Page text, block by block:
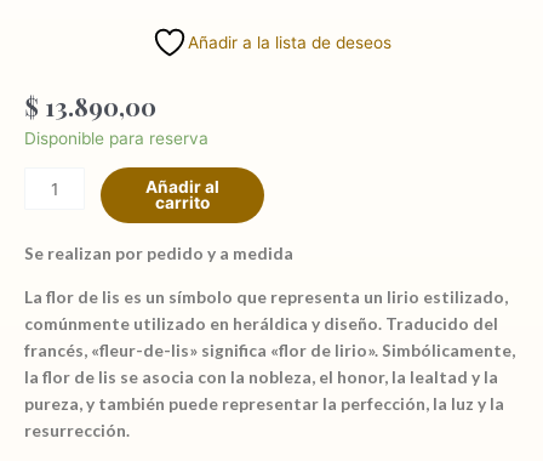
Añadir a la lista de deseos
$ 13.890,00
Disponible para reserva
Anillo
mesa
925
piedra
Onix
y
flor
de
lis
Añadir al
carrito
Se realizan por pedido y a medida
La flor de lis es un símbolo que representa un lirio estilizado,
comúnmente utilizado en heráldica y diseño. Traducido del
francés, «fleur-de-lis» significa «flor de lirio». Simbólicamente,
la flor de lis se asocia con la nobleza, el honor, la lealtad y la
pureza, y también puede representar la perfección, la luz y la
resurrección.